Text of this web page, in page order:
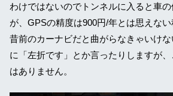
わけではないのでトンネルに入ると車
が、GPSの精度は900円/年とは思えな
昔前のカーナビだと曲がらなきゃいけ
に「左折です」とか言ったりしますが
はありません。